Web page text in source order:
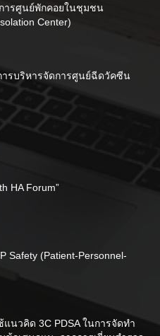
ารศูนย์พักคอยในชุมชน
Center)
รบริหารจัดการศูนย์ฉีดวัคซีน
HA Forum”
Safety (Patient-Personnel-
แนวคิด 3C PDSA ในการจัดทำ